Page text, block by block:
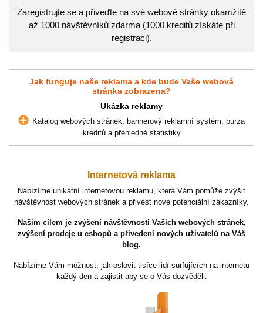
Zaregistrujte se a přiveďte na své webové stránky okamžitě
až 1000 návštěvníků zdarma (1000 kreditů získáte při
registraci).
Jak funguje naše reklama a kde bude Vaše webová
stránka zobrazena?
Ukázka reklamy
Katalog webových stránek, bannerový reklamní systém, burza
kreditů a přehledné statistiky
Internetová reklama
Nabízíme unikátní internetovou reklamu, která Vám pomůže zvýšit
návštěvnost webových stránek a přivést nové potenciální zákazníky.
Našim cílem je zvýšení návštěvnosti Vašich webových stránek,
zvýšení prodeje u eshopů a přivedení nových uživatelů na Váš
blog.
Nabízíme Vám možnost, jak oslovit tisíce lidí surfujících na internetu
každý den a zajistit aby se o Vás dozvěděli.